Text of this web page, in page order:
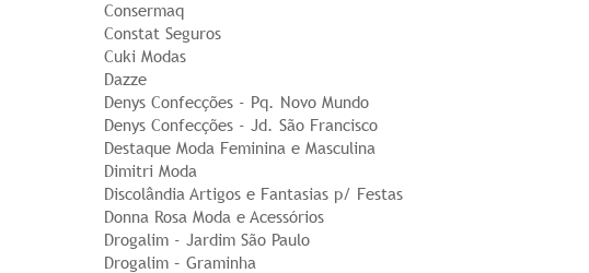
Consermaq
Constat Seguros
Cuki Modas
Dazze
Denys Confecções - Pq. Novo Mundo
Denys Confecções - Jd. São Francisco
Destaque Moda Feminina e Masculina
Dimitri Moda
Discolândia Artigos e Fantasias p/ Festas
Donna Rosa Moda e Acessórios
Drogalim - Jardim São Paulo
Drogalim – Graminha